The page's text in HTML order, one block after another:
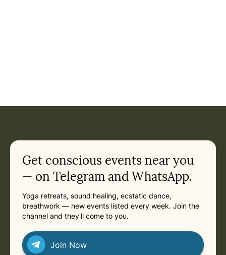
Get conscious events near you
— on Telegram and WhatsApp.
Yoga retreats, sound healing, ecstatic dance,
breathwork — new events listed every week. Join the
channel and they'll come to you.
Join Now